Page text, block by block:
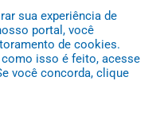
Pública
sua experiência de
portal, você
de cookies.
isso é feito, acesse
você concorda, clique